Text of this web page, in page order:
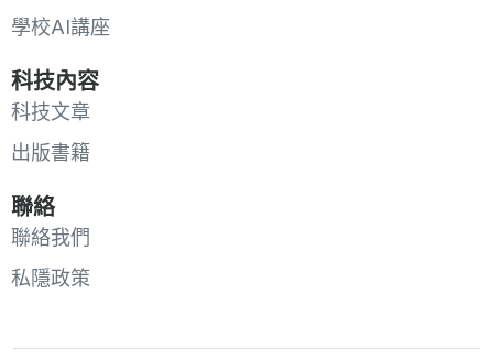
學校AI講座
科技內容
科技文章
出版書籍
聯絡
聯絡我們
私隱政策